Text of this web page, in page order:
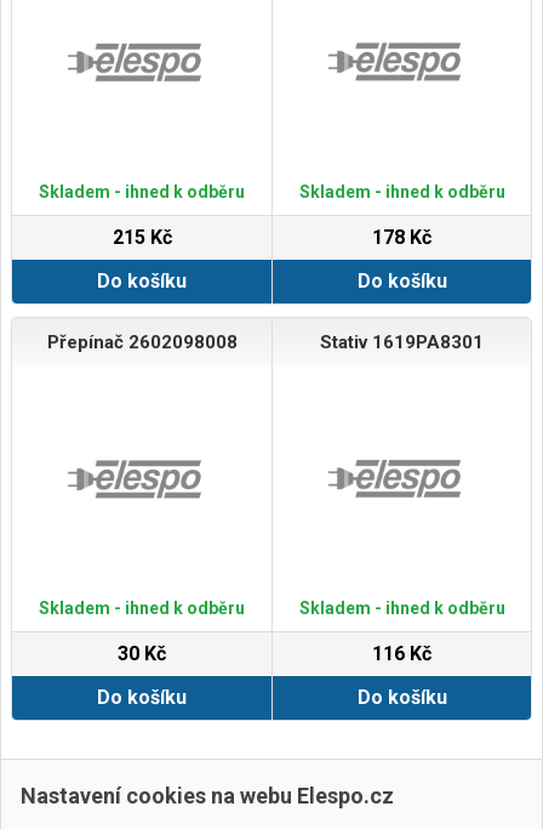
Skladem - ihned k odběru
215 Kč
Do košíku
Skladem - ihned k odběru
178 Kč
Do košíku
Přepínač 2602098008
Skladem - ihned k odběru
30 Kč
Do košíku
Stativ 1619PA8301
Skladem - ihned k odběru
116 Kč
Do košíku
Zobrazit další
Nastavení cookies na webu Elespo.cz